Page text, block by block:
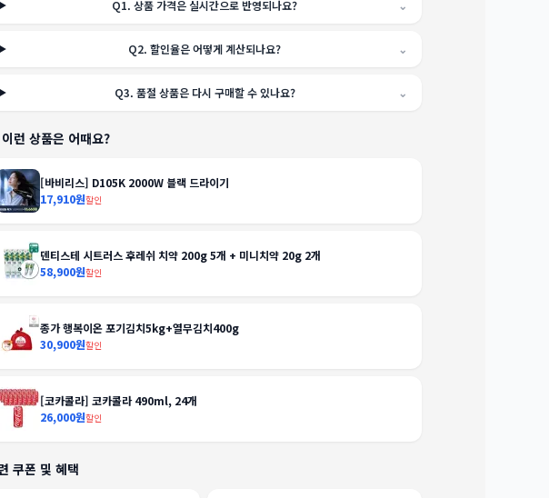
Q1.상품 가격은 실시간으로 반영되나요? ⌄
Q2.할인율은 어떻게 계산되나요? ⌄
Q3. 품절 상품은 다시 구매할 수 있나요? ⌄
런 상품은 어때요?
[바비리스] D105K 2000W 블랙 드라이기
17,910원할인
덴티스테 시트러스 후레쉬 치약 200g 5개 + 미니치약 20g 2개
58,900원할인
종가 행복이온 포기김치5kg+열무김치400g
30,900원할인
[코카콜라] 코카콜라 490ml, 24개
26,000원할인
쿠폰 및 혜택